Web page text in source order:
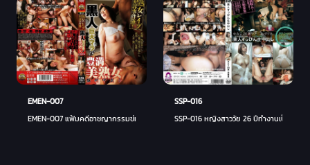
EMEN-007
EMEN-007 แฟ้มคดีอาชญากรรมข่มขืนสาวใหญ่
SSP-016
SSP-016 หญิงสาววัย 26 ปีทำงานเป็นไกด์